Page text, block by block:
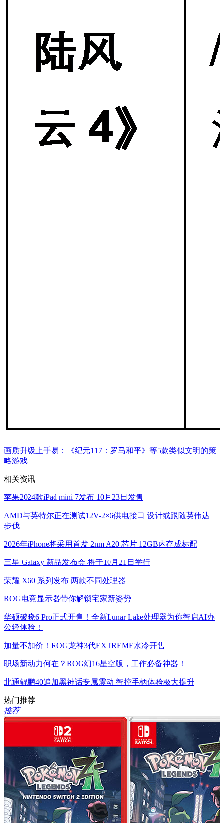
画质升级上手易：《纪元117：罗马和平》等5款类似文明的策
略游戏
相关资讯
苹果2024款iPad mini 7发布 10月23日发售
AMD与英特尔正在测试12V-2×6供电接口 设计或跟随英伟达
步伐
2026年iPhone将采用首发 2nm A20 芯片 12GB内存成标配
三星 Galaxy 新品发布会 将于10月21日举行
荣耀 X60 系列发布 两款不同处理器
ROG电竞显示器带你解锁宅家新姿势
华硕破晓6 Pro正式开售！全新Lunar Lake处理器为你智启AI办
公轻体验！
加量不加价！ROG龙神3代EXTREME水冷开售
职场新动力何在？ROG幻16星空版，工作必备神器！
北通鲲鹏40追加黑神话专属震动 智控手柄体验极大提升
热门推荐
推荐